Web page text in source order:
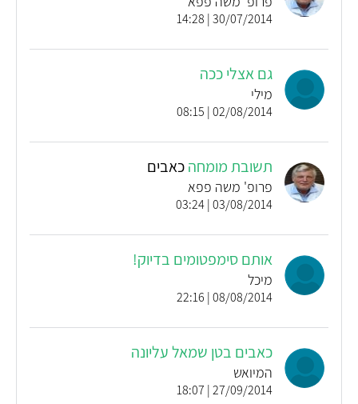
30/07/2014 | 14:28
גם אצלי ככה
מילי
02/08/2014 | 08:15
תשובת מומחהכאבים
פרופ' משה פפא
03/08/2014 | 03:24
אותם סימפטומים בדיוק!
מיכל
08/08/2014 | 22:16
כאבים בטן שמאל עליונה
המיואש
27/09/2014 | 18:07